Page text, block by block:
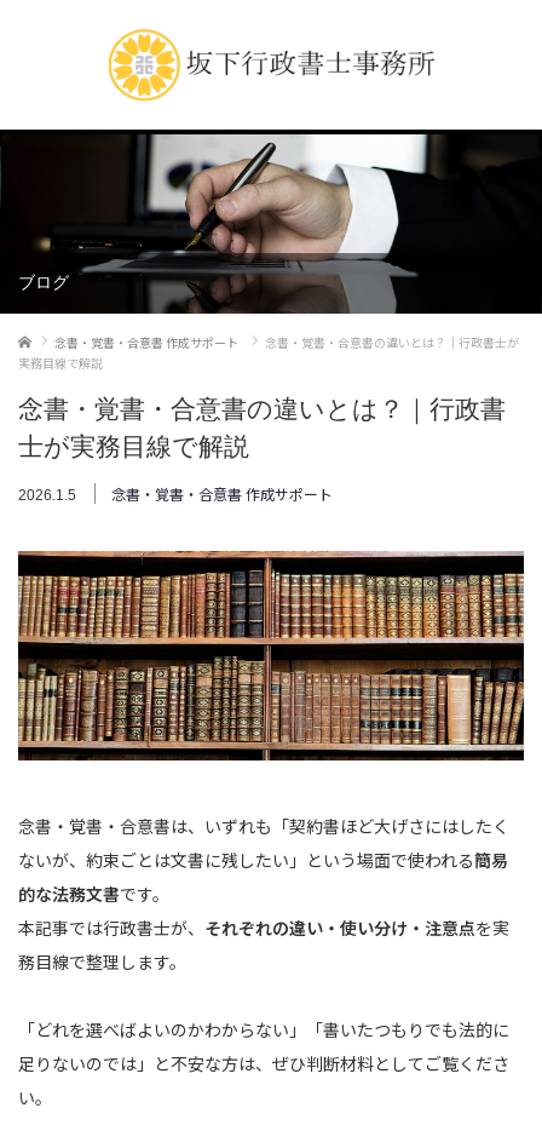
ブログ
ホーム 念書・覚書・合意書 作成サポート
念書・覚書・合意書の違いとは？｜行政書士が
実務目線で解説
念書・覚書・合意書の違いとは？｜行政書
士が実務目線で解説
2026.1.5 念書・覚書・合意書 作成サポート
念書・覚書・合意書は、いずれも「契約書ほど大げさにはしたく
ないが、約束ごとは文書に残したい」という場面で使われる簡易
的な法務文書です。
本記事では行政書士が、 それぞれの違い・使い分け・注意点を実
務目線で整理します。
「どれを選べばよいのかわからない」「書いたつもりでも法的に
足りないのでは」と不安な方は、ぜひ判断材料としてご覧くださ
い。